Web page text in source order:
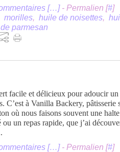
[…]- Permalien [#]
morilles, huile de noisettes,
parmesan
facile et délicieux pour adoucir un
C’est à Vanilla Backery, pâtisserie
où nous faisons souvent une
ou un repas rapide, que j’ai
[…]- Permalien [#]